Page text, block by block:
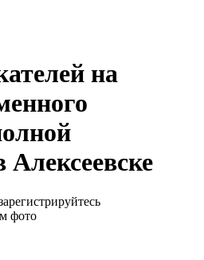
на
Алексеевске
фото